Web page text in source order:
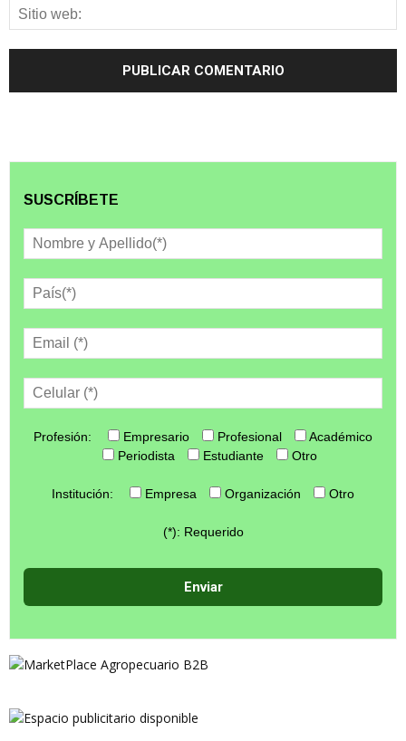
SUSCRÍBETE
Profesión: Empresario Profesional
Académico
Periodista
Estudiante Otro
Institución: Empresa Organización Otro
(*): Requerido